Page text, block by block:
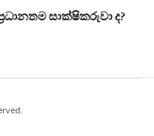
සාක්ෂිකරුවා ද?